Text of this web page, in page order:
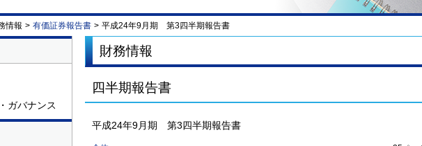
情報 > 有価証券報告書 > 平成24年9月期 第3四半期報告書
ガバナンス
財務情報
四半期報告書
平成24年9月期 第3四半期報告書